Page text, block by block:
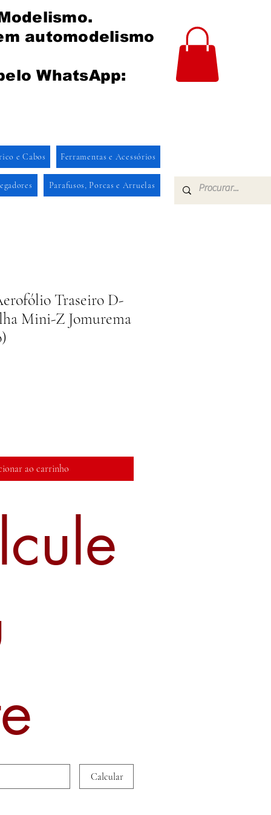
automodelismo
WhatsApp:
e Cabos Ferramentas e Acessórios
Parafusos, Porcas e Arruelas
Traseiro D-
Mini-Z Jomurema
ao carrinho
Calcular